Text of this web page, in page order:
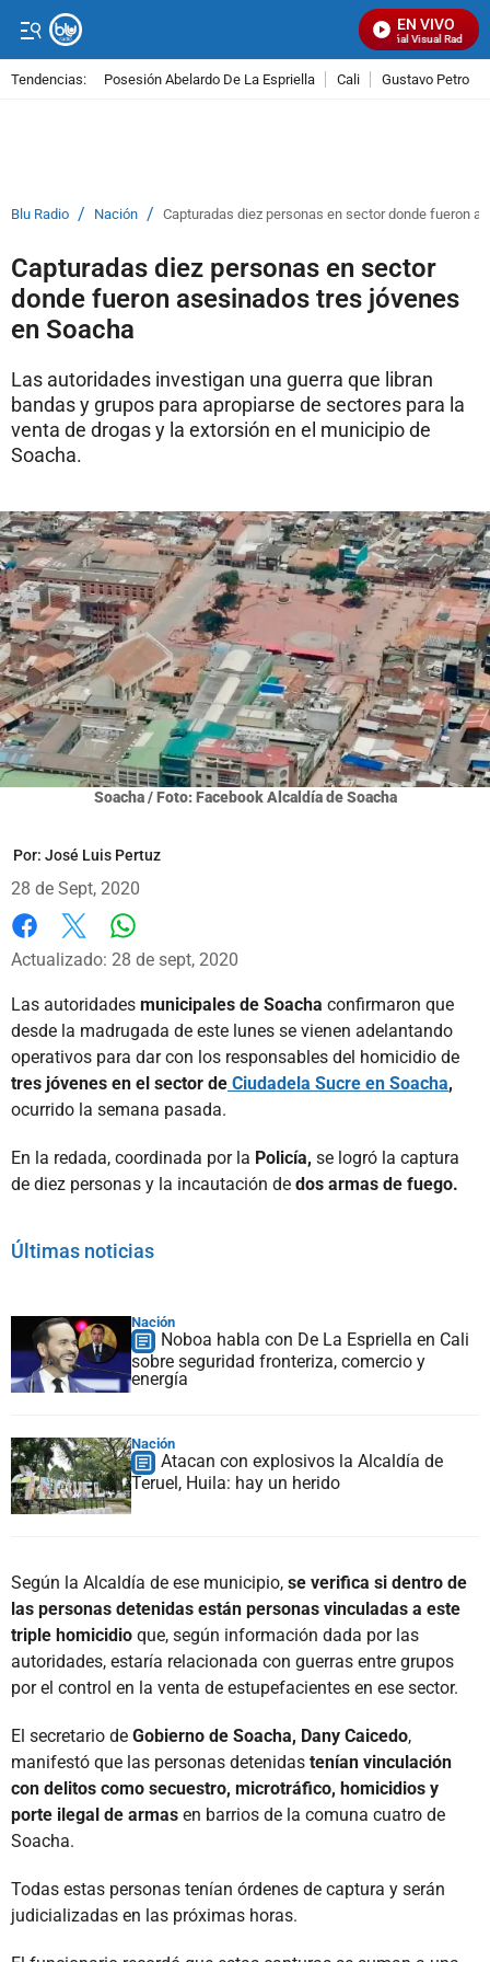
EN VIVO
Señal Visual Radio
Tendencias: Posesión Abelardo De La Espriella Cali Gustavo Petro
Blu Radio / Nación / Capturadas diez personas en sector donde fueron
Capturadas diez personas en sector
donde fueron asesinados tres jóvenes
en Soacha
Las autoridades investigan una guerra que libran
bandas y grupos para apropiarse de sectores para la
venta de drogas y la extorsión en el municipio de
Soacha.
Soacha / Foto: Facebook Alcaldía de Soacha
Por: José Luis Pertuz
28 de Sept, 2020
Facebook
X
Actualizado: 28 de sept, 2020
Las autoridades municipales de Soacha confirmaron que
desde la madrugada de este lunes se vienen adelantando
operativos para dar con los responsables del homicidio de
tres jóvenes en el sector de Ciudadela Sucre en Soacha,
ocurrido la semana pasada.
En la redada, coordinada por la Policía, se logró la captura
de diez personas y la incautación de dos armas de fuego.
Últimas noticias
Nación
Noboa habla con De La Espriella en Cali
sobre seguridad fronteriza, comercio y
energía
Nación
Atacan con explosivos la Alcaldía de
Teruel, Huila: hay un herido
Según la Alcaldía de ese municipio, se verifica si dentro de
las personas detenidas están personas vinculadas a este
triple homicidio que, según información dada por las
autoridades, estaría relacionada con guerras entre grupos
por el control en la venta de estupefacientes en ese sector.
El secretario de Gobierno de Soacha, Dany Caicedo,
manifestó que las personas detenidas tenían vinculación
con delitos como secuestro, microtráfico, homicidios y
porte ilegal de armas en barrios de la comuna cuatro de
Soacha.
Todas estas personas tenían órdenes de captura y serán
judicializadas en las próximas horas.